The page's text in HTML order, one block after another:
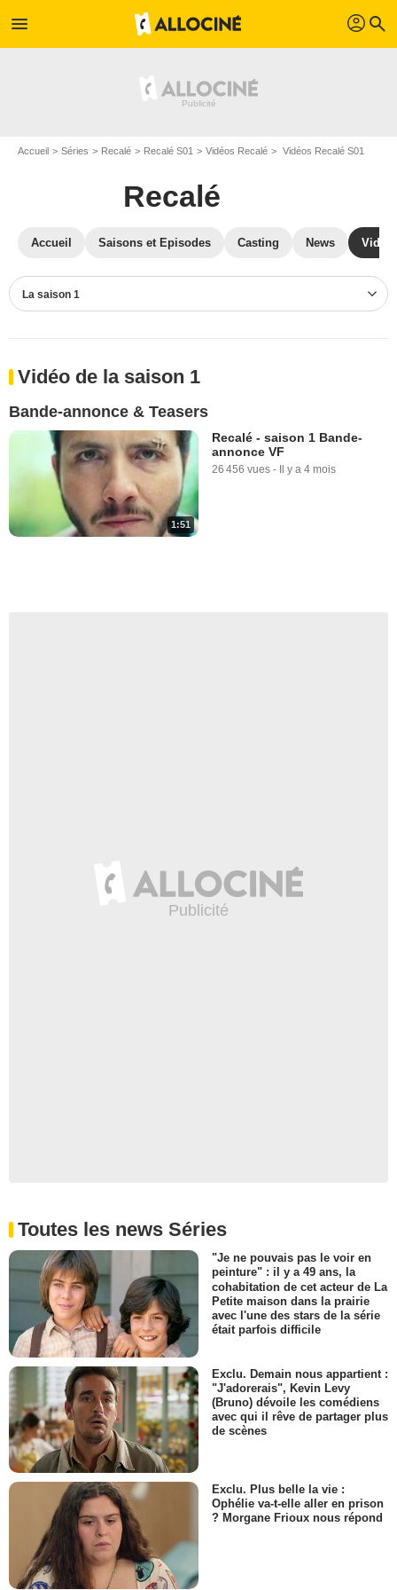
menu profil search
Accueil Séries Recalé Recalé S01 Vidéos Recalé Vidéos Recalé S01
Recalé
Accueil Saisons et Episodes Casting News
La saison 1
Vidéo de la saison 1
Bande-annonce & Teasers
1:51
Recalé - saison 1 Bande-
annonce VF
26 456 vues - Il y a 4 mois
Toutes les news Séries
"Je ne pouvais pas le voir en
peinture" : il y a 49 ans, la
cohabitation de cet acteur de La
Petite maison dans la prairie
avec l'une des stars de la série
était parfois difficile
Exclu. Demain nous appartient :
"J'adorerais", Kevin Levy
(Bruno) dévoile les comédiens
avec qui il rêve de partager plus
de scènes
Exclu. Plus belle la vie :
Ophélie va-t-elle aller en prison
? Morgane Frioux nous répond